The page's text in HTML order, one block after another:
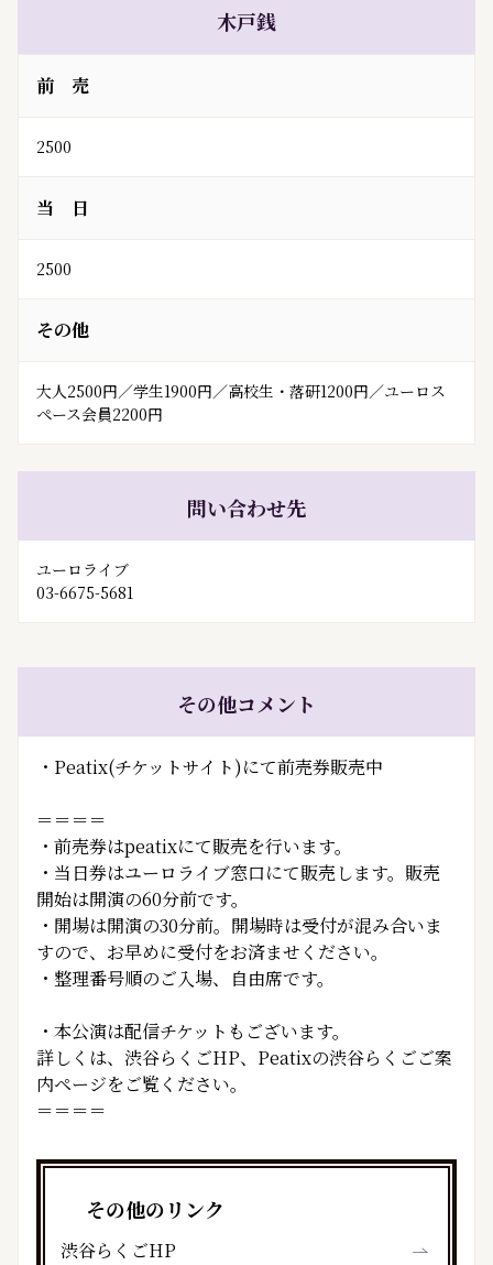
木戸銭
前 売
2500
当 日
2500
その他
大人2500円／学生1900円／高校生・落研1200円／ユーロス
ペース会員2200円
問い合わせ先
ユーロライブ
03-6675-5681
その他コメント
・Peatix(チケットサイト)にて前売券販売中
＝＝＝＝
・前売券はpeatixにて販売を行います。
・当日券はユーロライブ窓口にて販売します。販売
開始は開演の60分前です。
・開場は開演の30分前。開場時は受付が混み合いま
すので、お早めに受付をお済ませください。
・整理番号順のご入場、自由席です。
・本公演は配信チケットもございます。
詳しくは、渋谷らくごHP、Peatixの渋谷らくごご案
内ページをご覧ください。
＝＝＝＝
その他のリンク
渋谷らくごHP